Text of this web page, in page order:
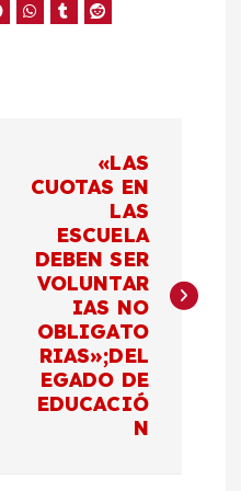
«LAS
CUOTAS EN
LAS
ESCUELA
DEBEN SER
VOLUNTAR
IAS NO
OBLIGATO
RIAS»;DEL
EGADO DE
EDUCACIÓ
N